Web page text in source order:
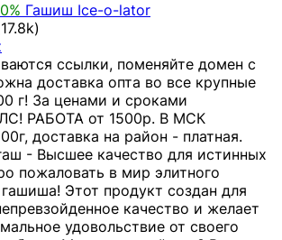
Гашиш Ice-o-lator
ссылки, поменяйте домен с
доставка опта во все крупные
г! За ценами и сроками
РАБОТА от 1500р. В МСК
доставка на район - платная.
- Высшее качество для истинных
пожаловать в мир элитного
Этот продукт создан для
качество и желает
удовольствие от своего